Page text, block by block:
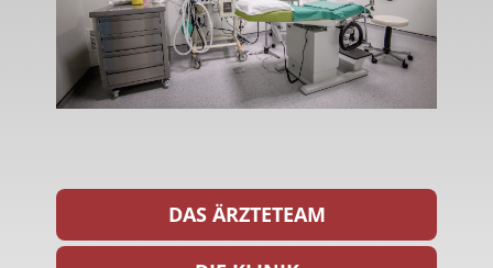
DAS ÄRZTETEAM